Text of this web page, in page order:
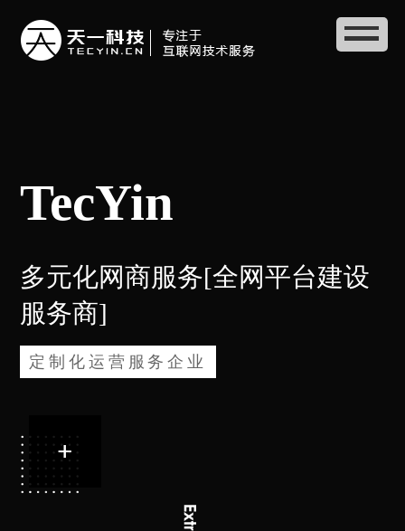
TecYin
多元化网商服务[全网平台建设
服务商]
定制化运营服务企业